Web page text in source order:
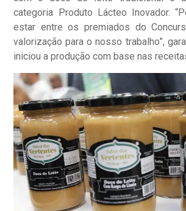
categoria Produto Lácteo Inovador.
estar entre os premiados do
valorização para o nosso trabalho”,
iniciou a produção com base nas